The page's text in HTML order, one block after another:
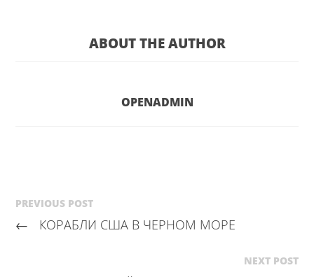
ABOUT THE AUTHOR
OPENADMIN
PREVIOUS POST
← КОРАБЛИ США В ЧЕРНОМ МОРЕ
NEXT POST